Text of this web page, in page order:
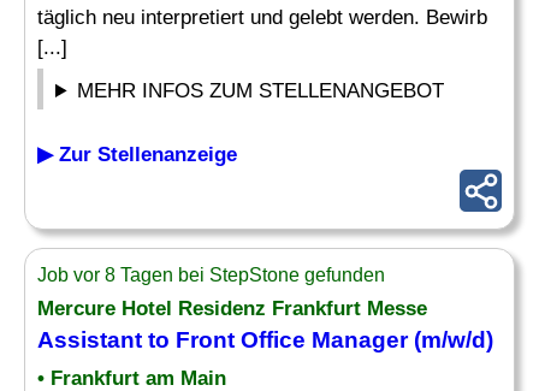
täglich neu interpretiert und gelebt werden. Bewirb
[...]
MEHR INFOS ZUM STELLENANGEBOT
▶ Zur Stellenanzeige
Job vor 8 Tagen bei StepStone gefunden
Mercure Hotel Residenz Frankfurt Messe
Assistant to Front Office Manager (m/w/d)
• Frankfurt am Main